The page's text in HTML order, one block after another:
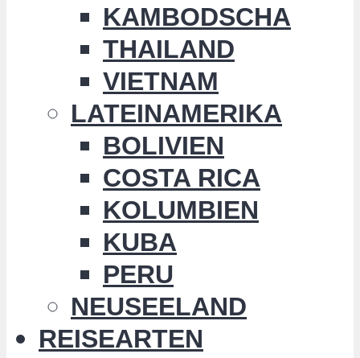
KAMBODSCHA
THAILAND
VIETNAM
LATEINAMERIKA
BOLIVIEN
COSTA RICA
KOLUMBIEN
KUBA
PERU
NEUSEELAND
REISEARTEN